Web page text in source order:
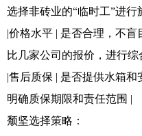
选择非砖业的“临时工”进行
|价格水平 | 是否合理，不
比几家公司的报价，进行综
|售后质保 | 是否提供水箱
明确质保期限和责任范围 |
颓坚选择策略：